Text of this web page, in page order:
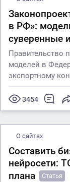
в РФ»:
суверенные
Правительство
моделей в
экспортному
3454
О сайтах
Составить
нейросети:
плана
Статья